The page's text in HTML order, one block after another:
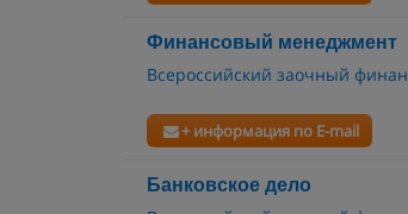
Финансовый менеджмент
Всероссийский заочный
+ информация по E-mail
Банковское дело